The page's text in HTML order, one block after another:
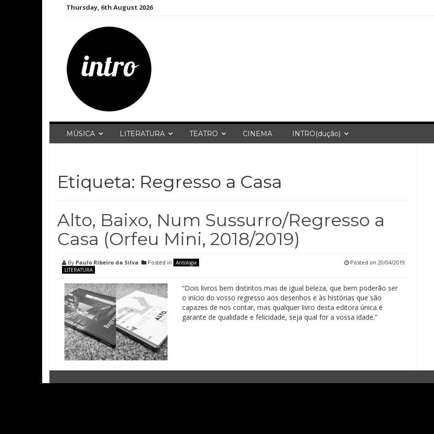
Thursday, 6th August 2026
MÚSICA LITERATURA TEATRO CINEMA INTRO(dução)
Etiqueta: Regresso a Casa
Alto, Baixo, Num Sussurro/Regresso a
Casa (Orfeu Mini, 2018/2019)
By Paulo Ribeiro da Silva Posted in
Antologia
LITERATURA
Posted on 20/04/2019
“Dois livros bem distintos mas de igual beleza, que bem poderão ser
o início do vosso regresso aos desenhos e às histórias que são
capazes de nos contar, mas qualquer livro desta editora única é
garante de qualidade e felicidade, seja qual for a vossa idade.”